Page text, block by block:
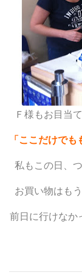
Ｆ様もお目当
「ここだけでも
私もこの日、
お買い物はも
前日に行けなか